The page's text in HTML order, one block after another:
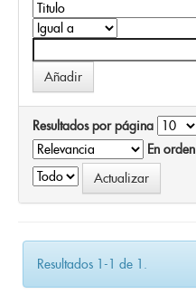
Resultados por página
En orden
Resultados 1-1 de 1.